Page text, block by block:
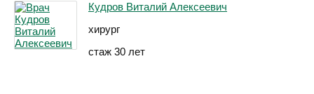
Кудров Виталий Алексеевич
хирург
стаж 30 лет